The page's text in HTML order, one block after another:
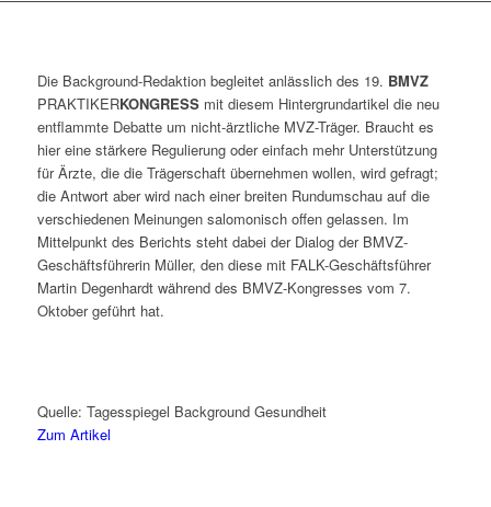
Die Background-Redaktion begleitet anlässlich des 19. BMVZ
PRAKTIKERKONGRESSmit diesem Hintergrundartikel die neu
entflammte Debatte um nicht-ärztliche MVZ-Träger. Braucht es
hier eine stärkere Regulierung oder einfach mehr Unterstützung
für Ärzte, die die Trägerschaft übernehmen wollen, wird gefragt;
die Antwort aber wird nach einer breiten Rundumschau auf die
verschiedenen Meinungen salomonisch offen gelassen. Im
Mittelpunkt des Berichts steht dabei der Dialog der BMVZ-
Geschäftsführerin Müller, den diese mit FALK-Geschäftsführer
Martin Degenhardt während des BMVZ-Kongresses vom 7.
Oktober geführt hat.
Quelle: Tagesspiegel Background Gesundheit
Zum Artikel